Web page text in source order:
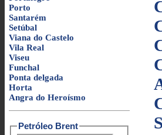
Porto
Santarém
Setúbal
Viana do Castelo
Vila Real
Viseu
Funchal
Ponta delgada
Horta
Angra do Heroísmo
Petróleo Brent